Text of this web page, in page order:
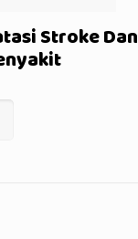
Stroke Dan